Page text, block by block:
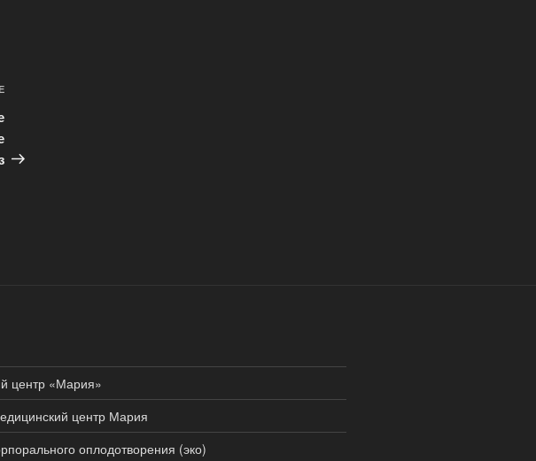
центр «Мария»
центр Мария
оплодотворения (эко)